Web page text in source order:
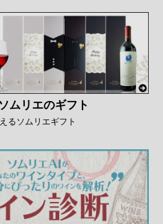
ムリエのギフト
るソムリエギフト